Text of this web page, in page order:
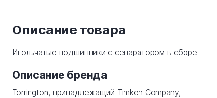
Описание товара
Игольчатые подшипники с сепаратором в сборе
Описание бренда
Torrington, принадлежащий Timken Company,